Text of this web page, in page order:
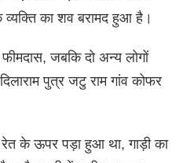
का शव बरामद हुआ है।
जबकि दो अन्य लोगों
पुत्र जटु राम गांव कोफर
के ऊपर पड़ा हुआ था, गाड़ी का